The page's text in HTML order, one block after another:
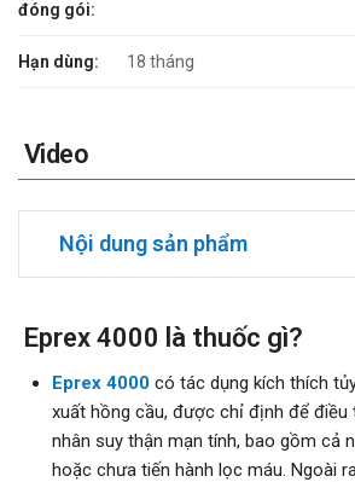
đóng gói:
Hạn dùng: 18 tháng
Video
Nội dung sản phẩm
Eprex 4000 là thuốc gì?
Eprex 4000có tác dụng kích thích
xuất hồng cầu, được chỉ định để điều
nhân suy thận mạn tính, bao gồm cả
hoặc chưa tiến hành lọc máu. Ngoài